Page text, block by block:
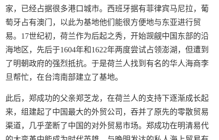
家，已经占据很多港口城市。西班牙据有菲律宾马尼拉，葡
萄牙占有澳门，以此为基地他们能很方便地与东亚进行贸
易。17世纪初，荷兰作为后起之秀，开始觊觎中国东部的沿
海地区，先后于1604年和1622年两度尝试占领澎湖，但遭到
了明朝政府的强烈抵抗。于是荷兰人找到有名的华人海商李
旦帮忙，在台湾南部建立了基地。
此后，郑成功的父亲郑芝龙，在荷兰人的支持下逐渐成长起
来，组建起了中国最大的外贸公司，吞并了原先的零散贸易
渠道，几乎垄断了中国的对外贸易市场。郑成功在明清易代